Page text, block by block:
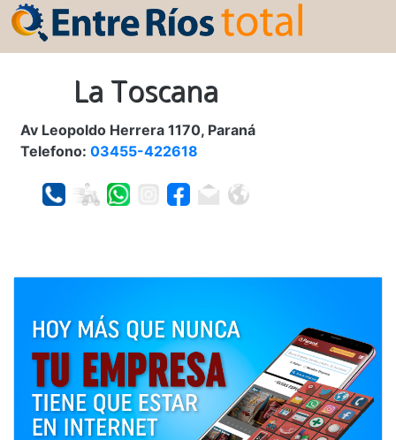
La Toscana
Av Leopoldo Herrera 1170, Paraná
Telefono: 03455-422618